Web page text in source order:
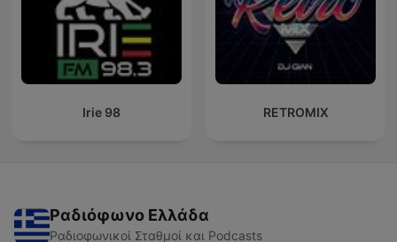
Irie 98 RETROMIX
Ραδιόφωνο Ελλάδα
Ραδιοφωνικοί Σταθμοί και Podcasts